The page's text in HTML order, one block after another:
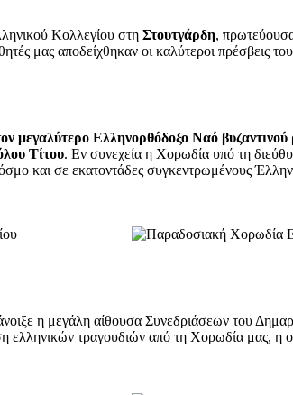
Κολλεγίου στη Στουτγάρδη,
μας αποδείχθηκαν οι καλύτεροι πρέσβεις
μεγαλύτερο Ελληνορθόδοξο Ναό
Τίτου. Εν συνεχεία η Χορωδία υπό τη
και σε εκατοντάδες συγκεντρωμένους
η μεγάλη αίθουσα Συνεδριάσεων του
τραγουδιών από τη Χορωδία μας, η